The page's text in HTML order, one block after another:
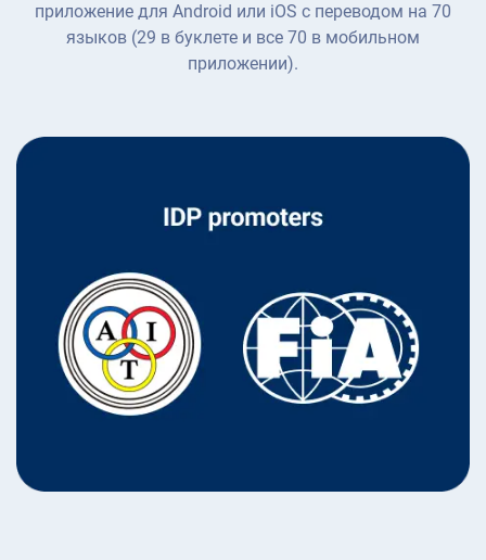
приложение для Android или iOS с переводом на 70
языков (29 в буклете и все 70 в мобильном
приложении).